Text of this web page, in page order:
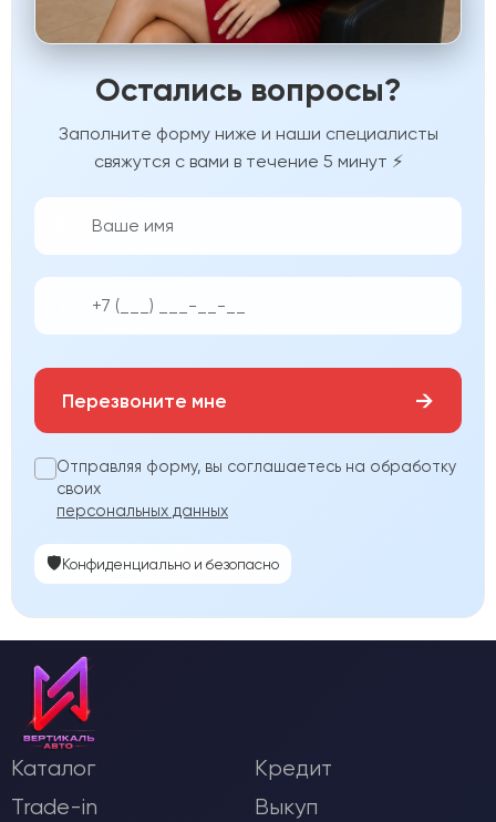
Остались вопросы?
Заполните форму ниже и наши специалисты
свяжутся с вами в течение 5 минут ⚡
Перезвоните мне →
Отправляя форму, вы соглашаетесь на обработку
своих
персональных данных
🛡️Конфиденциально и безопасно
Каталог
Кредит
Trade-in
Выкуп